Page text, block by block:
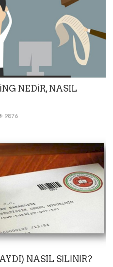
NEDİR, NASIL
9876
NASIL SİLİNİR?